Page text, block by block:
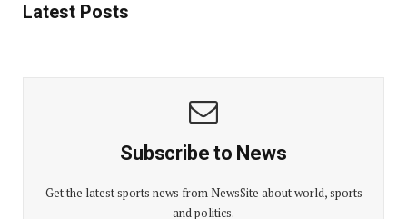
Latest Posts
Subscribe to News
Get the latest sports news from NewsSite about world, sports
and politics.